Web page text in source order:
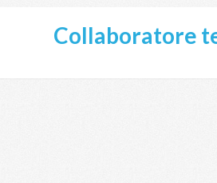
Collaboratore